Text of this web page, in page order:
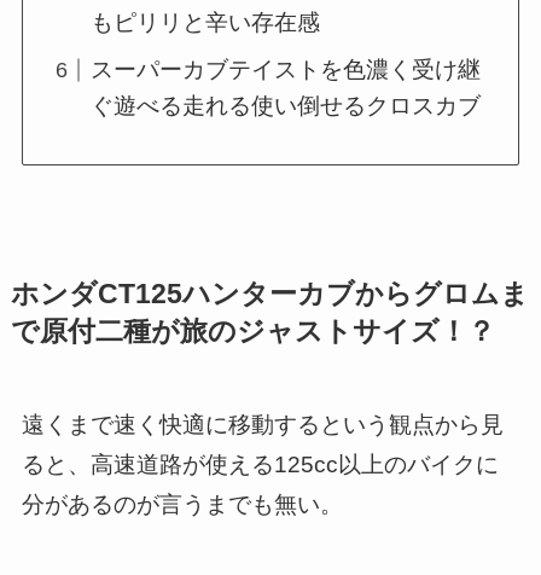
もピリリと辛い存在感
スーパーカブテイストを色濃く受け継
ぐ遊べる走れる使い倒せるクロスカブ
ホンダCT125ハンターカブからグロムま
で原付二種が旅のジャストサイズ！？
遠くまで速く快適に移動するという観点から見
ると、高速道路が使える125cc以上のバイクに
分があるのが言うまでも無い。